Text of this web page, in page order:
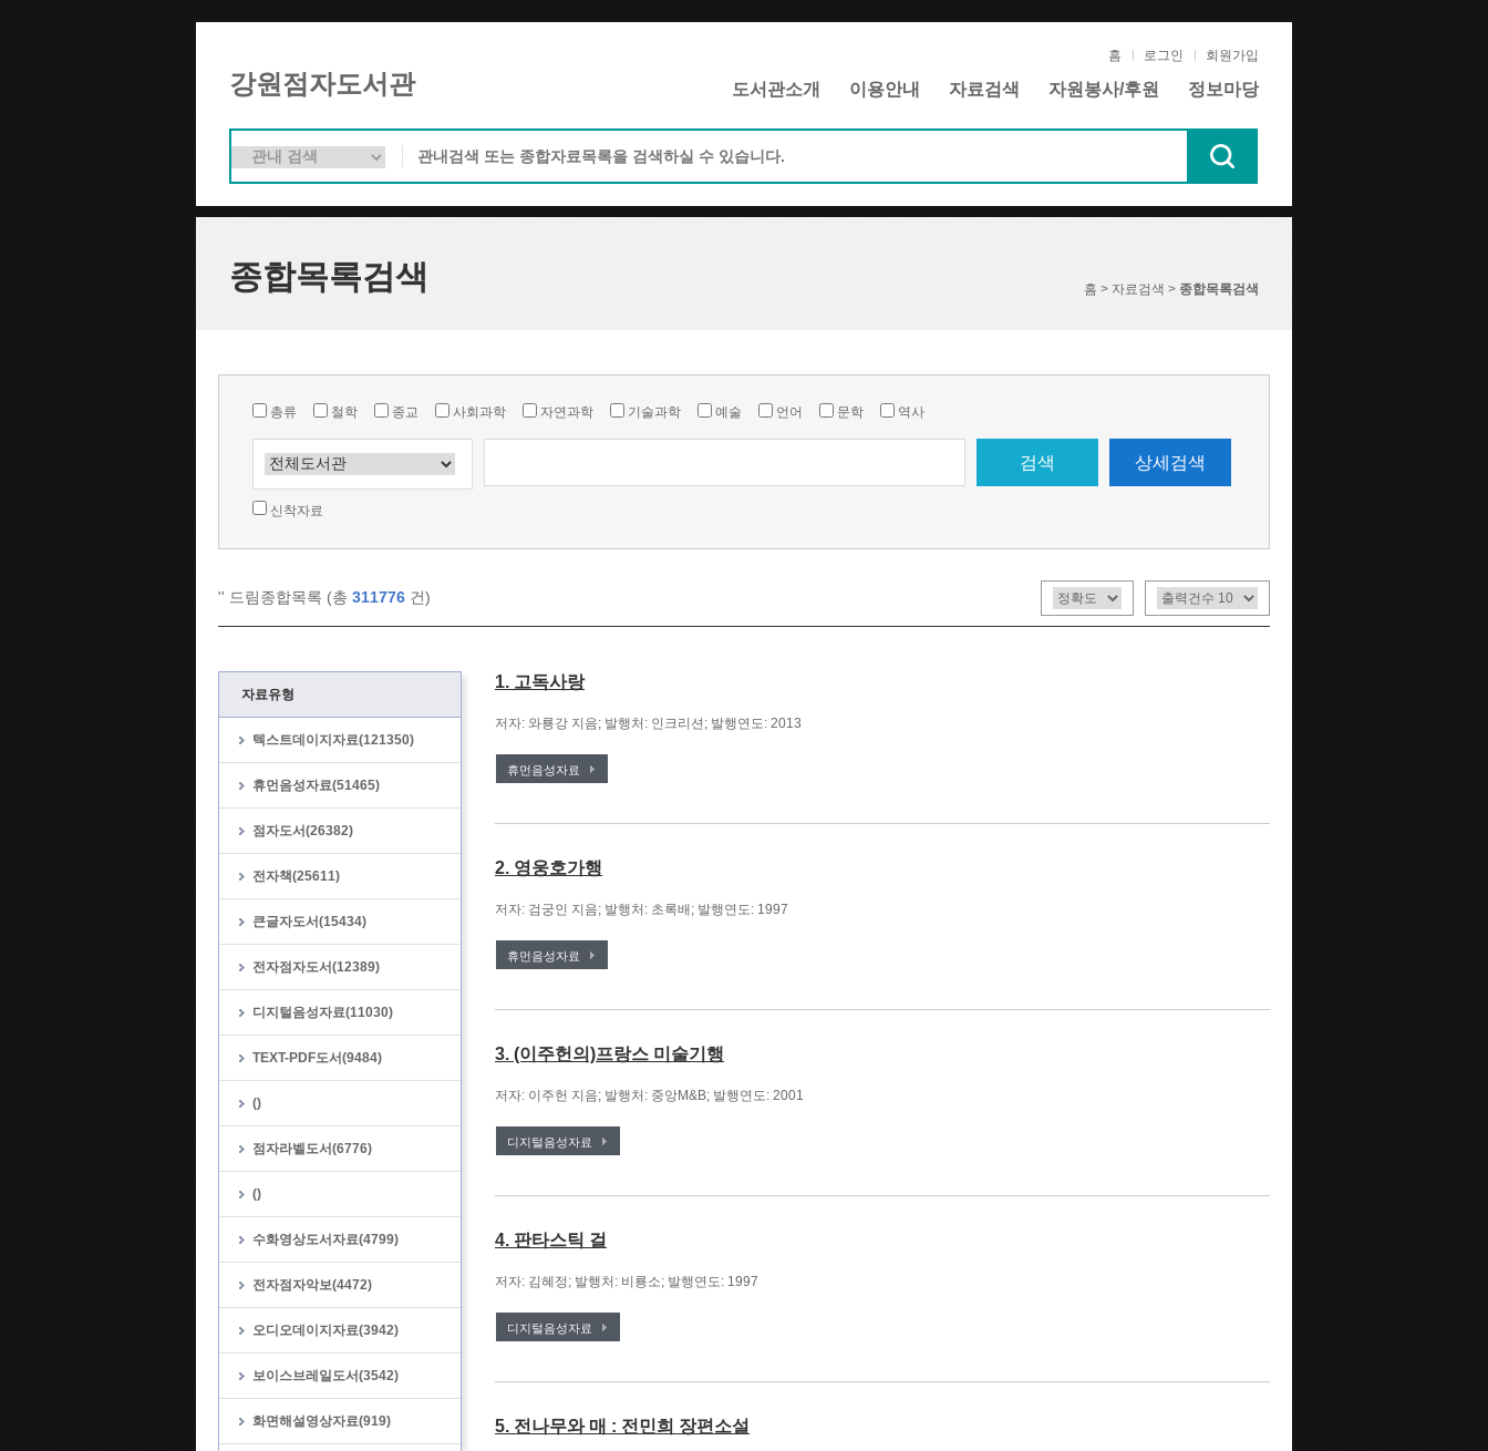
강원점자도서관
홈 로그인 회원가입
도서관소개 이용안내 자료검색 자원봉사/후원 정보마당
종합목록검색 홈 > 자료검색 > 종합목록검색
총류 철학 종교 사회과학 자연과학 기술과학 예술 언어 문학 역사
검색 상세검색
신착자료
'' 드림종합목록 (총 311776 건)
자료유형
텍스트데이지자료(121350)
휴먼음성자료(51465)
점자도서(26382)
전자책(25611)
큰글자도서(15434)
전자점자도서(12389)
디지털음성자료(11030)
TEXT-PDF도서(9484)
()
점자라벨도서(6776)
()
수화영상도서자료(4799)
전자점자악보(4472)
오디오데이지자료(3942)
보이스브레일도서(3542)
화면해설영상자료(919)
1. 고독사랑
저자: 와룡강 지음; 발행처: 인크리션; 발행연도: 2013
휴먼음성자료
2. 영웅호가행
저자: 검궁인 지음; 발행처: 초록배; 발행연도: 1997
휴먼음성자료
3. (이주헌의)프랑스 미술기행
저자: 이주헌 지음; 발행처: 중앙M&B; 발행연도: 2001
디지털음성자료
4. 판타스틱 걸
저자: 김혜정; 발행처: 비룡소; 발행연도: 1997
디지털음성자료
5. 전나무와 매 : 전민희 장편소설